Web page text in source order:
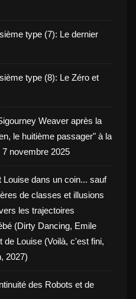
type (7): Le dernier
type (8): Le Zéro et
Weaver après la
le huitième passager" à la
novembre 2025
Louise dans un coin... sauf
de classes et illusions
les trajectoires
(Dirty Dancing, Emile
de Louise (Voilà, c'est fini,
2027)
des Robots et de